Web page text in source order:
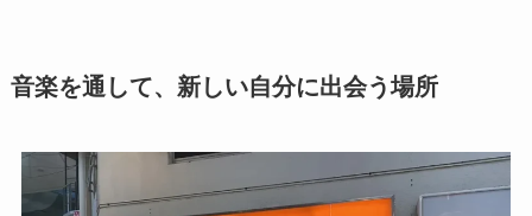
音楽を通して、新しい自分に出会う場所